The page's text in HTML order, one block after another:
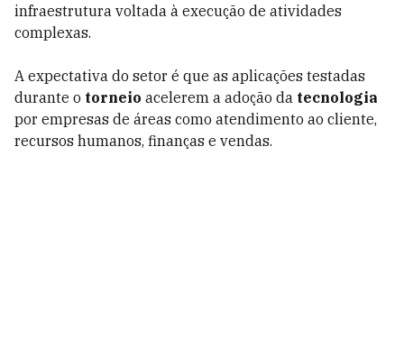
infraestrutura voltada à execução de atividades
complexas.
A expectativa do setor é que as aplicações testadas
durante o torneio acelerem a adoção da tecnologia
por empresas de áreas como atendimento ao cliente,
recursos humanos, finanças e vendas.